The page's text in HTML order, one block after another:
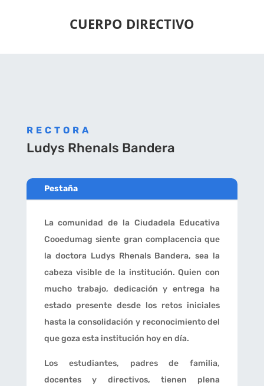
CUERPO DIRECTIVO
RECTORA
Ludys Rhenals Bandera
Pestaña
La comunidad de la Ciudadela Educativa
Cooedumag siente gran complacencia que
la doctora Ludys Rhenals Bandera, sea la
cabeza visible de la institución. Quien con
mucho trabajo, dedicación y entrega ha
estado presente desde los retos iniciales
hasta la consolidación y reconocimiento del
que goza esta institución hoy en día.
Los estudiantes, padres de familia,
docentes y directivos, tienen plena